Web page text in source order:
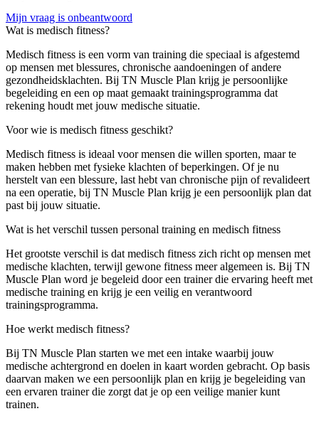
Mijn vraag is onbeantwoord
Wat is medisch fitness?
Medisch fitness is een vorm van training die speciaal is afgestemd
op mensen met blessures, chronische aandoeningen of andere
gezondheidsklachten. Bij TN Muscle Plan krijg je persoonlijke
begeleiding en een op maat gemaakt trainingsprogramma dat
rekening houdt met jouw medische situatie.
Voor wie is medisch fitness geschikt?
Medisch fitness is ideaal voor mensen die willen sporten, maar te
maken hebben met fysieke klachten of beperkingen. Of je nu
herstelt van een blessure, last hebt van chronische pijn of revalideert
na een operatie, bij TN Muscle Plan krijg je een persoonlijk plan dat
past bij jouw situatie.
Wat is het verschil tussen personal training en medisch fitness
Het grootste verschil is dat medisch fitness zich richt op mensen met
medische klachten, terwijl gewone fitness meer algemeen is. Bij TN
Muscle Plan word je begeleid door een trainer die ervaring heeft met
medische training en krijg je een veilig en verantwoord
trainingsprogramma.
Hoe werkt medisch fitness?
Bij TN Muscle Plan starten we met een intake waarbij jouw
medische achtergrond en doelen in kaart worden gebracht. Op basis
daarvan maken we een persoonlijk plan en krijg je begeleiding van
een ervaren trainer die zorgt dat je op een veilige manier kunt
trainen.